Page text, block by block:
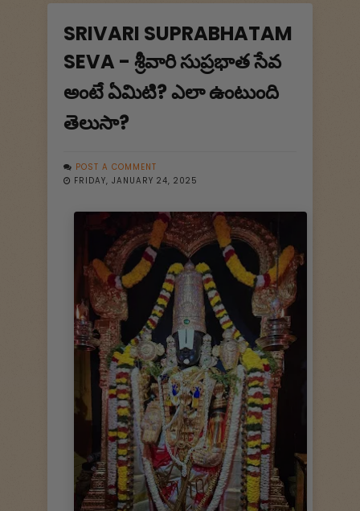
SRIVARI SUPRABHATAM
SEVA - శ్రీవారి సుప్రభాత సేవ
అంటే ఏమిటి? ఎలా ఉంటుంది
తెలుసా?
POST A COMMENT
FRIDAY, JANUARY 24, 2025